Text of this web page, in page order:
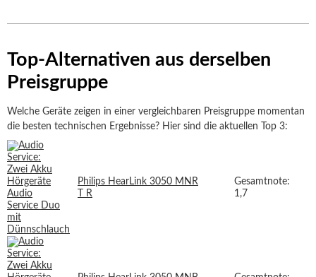
Top-Alternativen aus derselben
Preisgruppe
Welche Geräte zeigen in einer vergleichbaren Preisgruppe momentan
die besten technischen Ergebnisse? Hier sind die aktuellen Top 3:
Philips HearLink 3050 MNR
T R
Gesamtnote:
1,7